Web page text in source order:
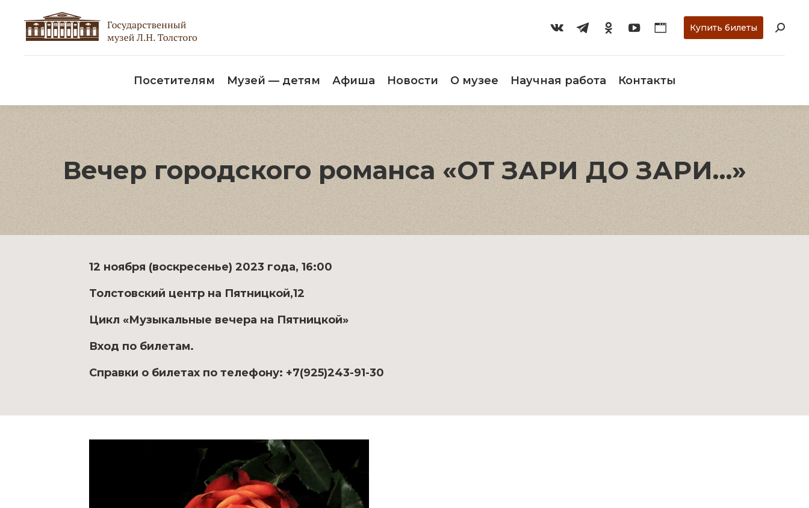
Купить билеты
Посетителям Музей — детям Афиша Новости О музее Научная работа Контакты
Вечер городского романса «ОТ ЗАРИ ДО ЗАРИ…»
12 ноября (воскресенье) 2023 года, 16:00
Толстовский центр на Пятницкой,12
Цикл «Музыкальные вечера на Пятницкой»
Вход по билетам.
Справки о билетах по телефону: +7(925)243-91-30
О музее Научная работа Контакты